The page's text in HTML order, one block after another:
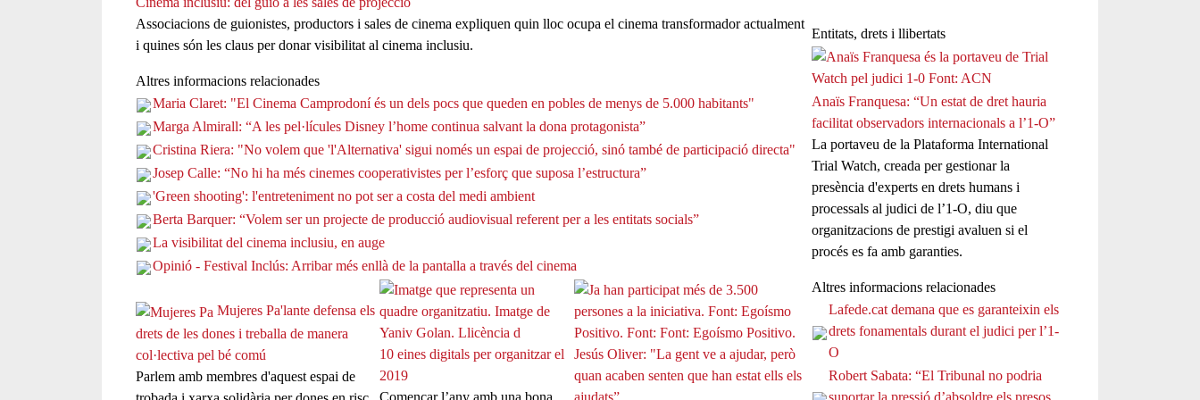
Associacions de guionistes, productors i sales de cinema expliquen quin lloc ocupa el cinema transformador actualment
i quines són les claus per donar visibilitat al cinema inclusiu.
Altres informacions relacionades
Maria Claret: "El Cinema Camprodoní és un dels pocs que queden en pobles de menys de 5.000 habitants"
Marga Almirall: “A les pel·lícules Disney l’home continua salvant la dona protagonista”
Cristina Riera: "No volem que 'l'Alternativa' sigui només un espai de projecció, sinó també de participació directa"
Josep Calle: “No hi ha més cinemes cooperativistes per l’esforç que suposa l’estructura”
'Green shooting': l'entreteniment no pot ser a costa del medi ambient
Berta Barquer: “Volem ser un projecte de producció audiovisual referent per a les entitats socials”
La visibilitat del cinema inclusiu, en auge
Opinió - Festival Inclús: Arribar més enllà de la pantalla a través del cinema
Mujeres Pa'lante defensa els
drets de les dones i treballa de manera
col·lectiva pel bé comú
Parlem amb membres d'aquest espai de
10 eines digitals per organitzar el
2019
Jesús Oliver: "La gent ve a ajudar, però
quan acaben senten que han estat ells els
Entitats, drets i llibertats
Anaïs Franquesa: “Un estat de dret hauria
facilitat observadors internacionals a l’1-O”
La portaveu de la Plataforma International
Trial Watch, creada per gestionar la
presència d'experts en drets humans i
processals al judici de l’1-O, diu que
organitzacions de prestigi avaluen si el
procés es fa amb garanties.
Altres informacions relacionades
Lafede.cat demana que es garanteixin els
drets fonamentals durant el judici per l’1-
O
Robert Sabata: “El Tribunal no podria